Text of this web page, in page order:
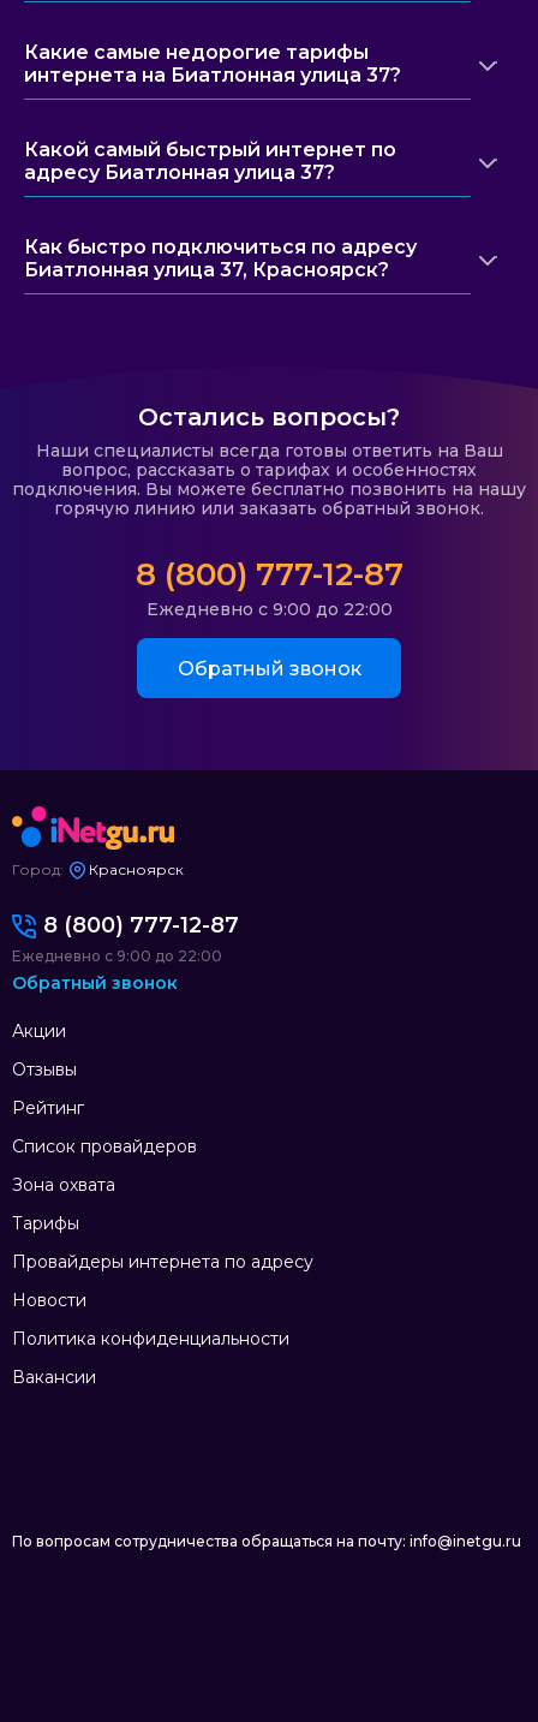
Какие самые недорогие тарифы
интернета на Биатлонная улица 37?
Какой самый быстрый интернет по
адресу Биатлонная улица 37?
Как быстро подключиться по адресу
Биатлонная улица 37, Красноярск?
Остались вопросы?
Наши специалисты всегда готовы ответить на Ваш
вопрос, рассказать о тарифах и особенностях
подключения. Вы можете бесплатно позвонить на нашу
горячую линию или заказать обратный звонок.
8 (800) 777-12-87
Ежедневно с 9:00 до 22:00
Обратный звонок
Город: Красноярск
Акции
Отзывы
Рейтинг
Список провайдеров
Зона охвата
Тарифы
Провайдеры интернета по адресу
Новости
Политика конфиденциальности
Вакансии
8 (800) 777-12-87
Ежедневно с 9:00 до 22:00
Обратный звонок
По вопросам сотрудничества обращаться на почту: info@inetgu.ru